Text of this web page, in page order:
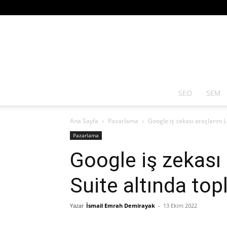
SEO SEM
Ana Sayfa Pazarlama Google iş zekası
Pazarlama
Google iş
Suite altında
Yazar İsmail Emrah Demirayak - 13 Ekim 2022